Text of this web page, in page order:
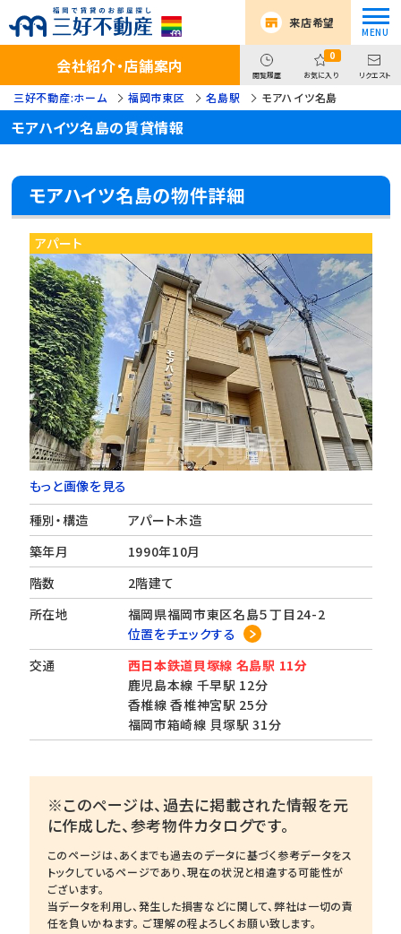
来店希望
会社紹介・店舗案内 閲覧履歴
0
お気に入り リクエスト
三好不動産:ホーム 福岡市東区 名島駅 モアハイツ名島
モアハイツ名島の賃貸情報
モアハイツ名島の物件詳細
アパート
もっと画像を見る
種別・構造
アパート木造
築年月
1990年10月
階数
2階建て
所在地
福岡県福岡市東区名島５丁目24-2
位置をチェックする
交通
西日本鉄道貝塚線 名島駅 11分
鹿児島本線 千早駅 12分
香椎線 香椎神宮駅 25分
福岡市箱崎線 貝塚駅 31分
※このページは、過去に掲載された情報を元
に作成した、参考物件カタログです。
このページは、あくまでも過去のデータに基づく参考データをス
トックしているページであり、現在の状況と相違する可能性が
ございます。
当データを利用し、発生した損害などに関して、弊社は一切の責
任を負いかねます。 ご理解の程よろしくお願い致します。